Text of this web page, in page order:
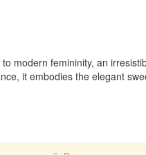
modern femininity, an
it embodies the elegant